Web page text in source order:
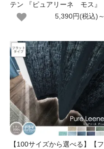
テン 『ピュアリーネ モス』
5,390円(税込)～
【100サイズから選べる】【フ